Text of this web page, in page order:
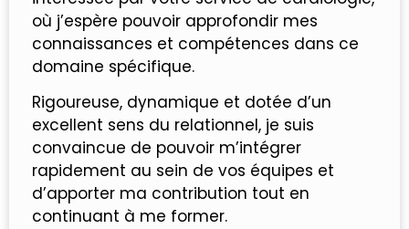
où j’espère pouvoir approfondir mes
connaissances et compétences dans ce
domaine spécifique.
Rigoureuse, dynamique et dotée d’un
excellent sens du relationnel, je suis
convaincue de pouvoir m’intégrer
rapidement au sein de vos équipes et
d’apporter ma contribution tout en
continuant à me former.